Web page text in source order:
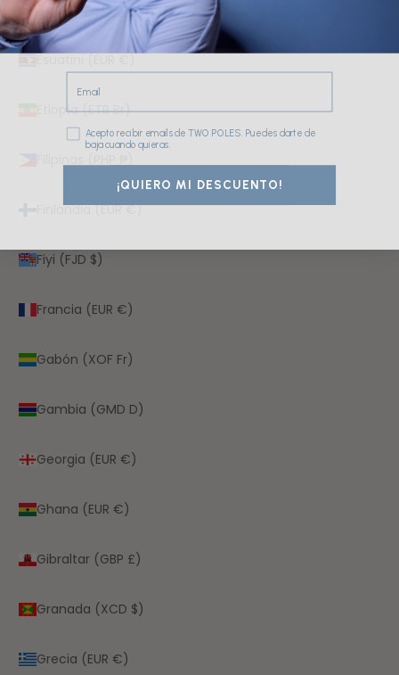
Estonia (EUR €)
Esuatini (EUR €)
Etiopía (ETB Br)
Finlandia (EUR €)
Fiyi (FJD $)
Francia (EUR €)
Gabón (XOF Fr)
Gambia (GMD D)
Georgia (EUR €)
Ghana (EUR €)
Gibraltar (GBP £)
Granada (XCD $)
Grecia (EUR €)
Email
Consentimiento
Acepto recibir emails de TWO POLES. Puedes darte de
baja cuando quieras.
¡QUIERO MI DESCUENTO!